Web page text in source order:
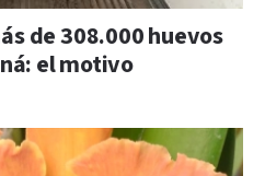
de 308.000 huevos
el motivo